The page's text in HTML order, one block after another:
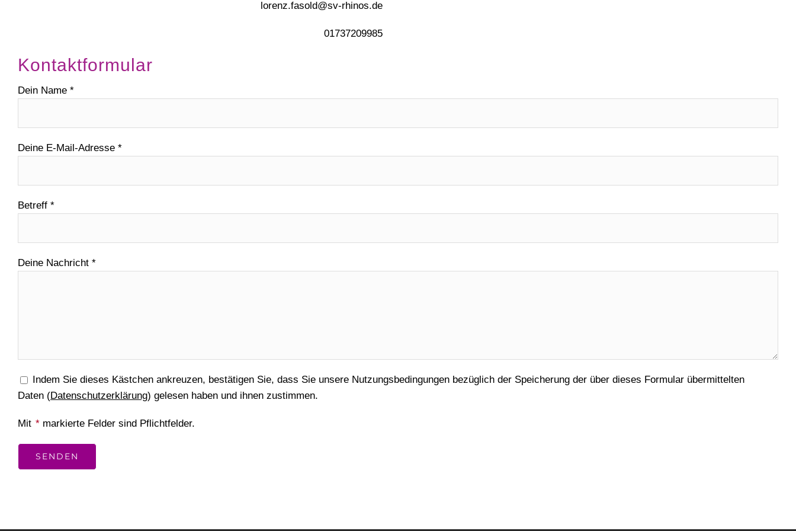
lorenz.fasold@sv-rhinos.de
01737209985
Kontaktformular
Dein Name *
Deine E-Mail-Adresse *
Betreff *
Deine Nachricht *
Indem Sie dieses Kästchen ankreuzen, bestätigen Sie, dass Sie unsere Nutzungsbedingungen bezüglich der Speicherung der über dieses Formular übermittelten
Daten (Datenschutzerklärung) gelesen haben und ihnen zustimmen.
Mit * markierte Felder sind Pflichtfelder.